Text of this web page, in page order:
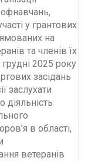
у грантових
на
та членів їх
2025 року
засідань
заслухати
діяльність
в області,
ветеранів